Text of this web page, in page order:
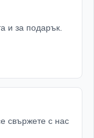
и за подарък.
свържете с нас